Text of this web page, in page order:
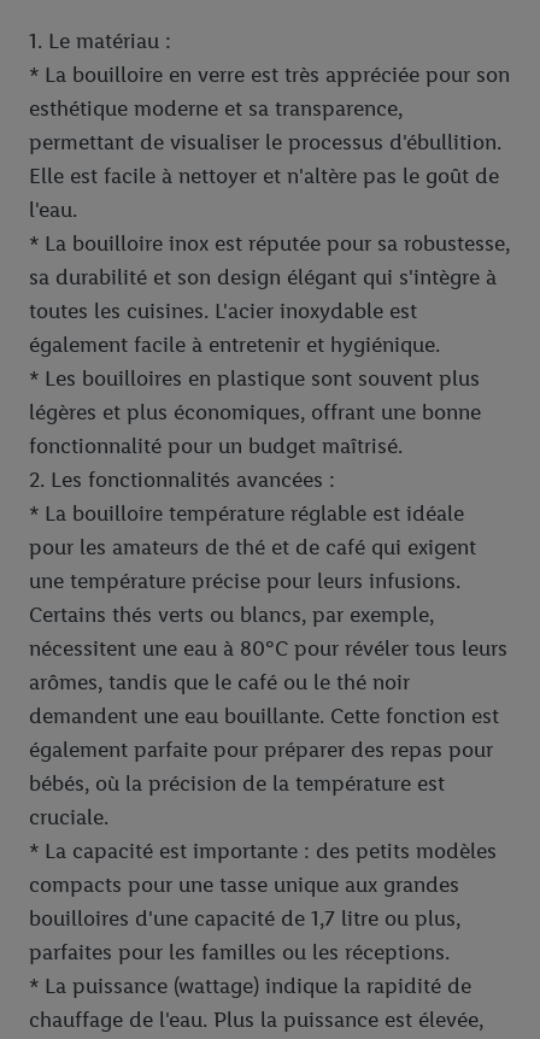
1. Le matériau :
* La bouilloire en verre est très appréciée pour son
esthétique moderne et sa transparence,
permettant de visualiser le processus d'ébullition.
Elle est facile à nettoyer et n'altère pas le goût de
l'eau.
* La bouilloire inox est réputée pour sa robustesse,
sa durabilité et son design élégant qui s'intègre à
toutes les cuisines. L'acier inoxydable est
également facile à entretenir et hygiénique.
* Les bouilloires en plastique sont souvent plus
légères et plus économiques, offrant une bonne
fonctionnalité pour un budget maîtrisé.
2. Les fonctionnalités avancées :
* La bouilloire température réglable est idéale
pour les amateurs de thé et de café qui exigent
une température précise pour leurs infusions.
Certains thés verts ou blancs, par exemple,
nécessitent une eau à 80°C pour révéler tous leurs
arômes, tandis que le café ou le thé noir
demandent une eau bouillante. Cette fonction est
également parfaite pour préparer des repas pour
bébés, où la précision de la température est
cruciale.
* La capacité est importante : des petits modèles
compacts pour une tasse unique aux grandes
bouilloires d'une capacité de 1,7 litre ou plus,
parfaites pour les familles ou les réceptions.
* La puissance (wattage) indique la rapidité de
chauffage de l'eau. Plus la puissance est élevée,